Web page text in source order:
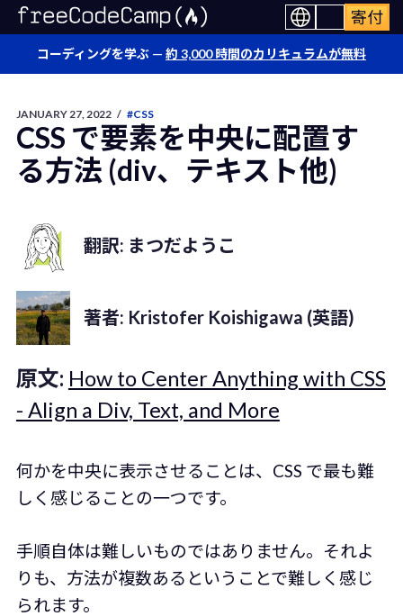
寄付
コーディングを学ぶ — 約 3,000 時間のカリキュラムが無料
JANUARY 27, 2022 / #CSS
CSS で要素を中央に配置す
る方法 (div、テキスト他)
翻訳: まつだようこ
著者: Kristofer Koishigawa (英語)
原文: How to Center Anything with CSS
- Align a Div, Text, and More
何かを中央に表示させることは、CSS で最も難
しく感じることの一つです。
手順自体は難しいものではありません。それよ
りも、方法が複数あるということで難しく感じ
られます。